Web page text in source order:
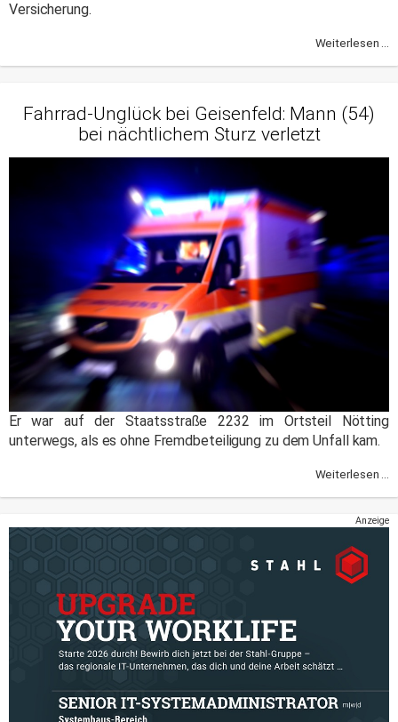
Versicherung.
Weiterlesen ...
Fahrrad-Unglück bei Geisenfeld: Mann (54)
bei nächtlichem Sturz verletzt
Er war auf der Staatsstraße 2232 im Ortsteil Nötting
unterwegs, als es ohne Fremdbeteiligung zu dem Unfall kam.
Weiterlesen ...
Anzeige